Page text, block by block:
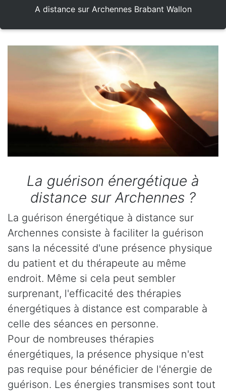
A distance sur Archennes Brabant Wallon
La guérison énergétique à
distance sur Archennes ?
La guérison énergétique à distance sur
Archennes consiste à faciliter la guérison
sans la nécessité d'une présence physique
du patient et du thérapeute au même
endroit. Même si cela peut sembler
surprenant, l'efficacité des thérapies
énergétiques à distance est comparable à
celle des séances en personne.
Pour de nombreuses thérapies
énergétiques, la présence physique n'est
pas requise pour bénéficier de l'énergie de
guérison. Les énergies transmises sont tout